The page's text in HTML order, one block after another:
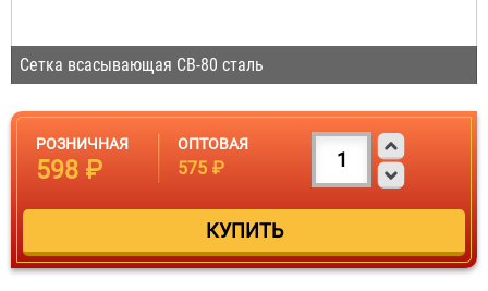
Сетка всасывающая СВ-80 сталь
РОЗНИЧНАЯ
598 ₽
ОПТОВАЯ
575 ₽